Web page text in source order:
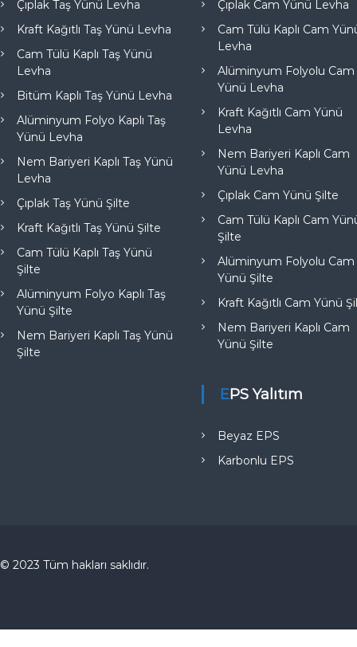
Çıplak Taş Yünü Levha
Kraft Kağıtlı Taş Yünü Levha
Cam Tülü Kaplı Taş Yünü
Levha
Bitüm Kaplı Taş Yünü Levha
Alüminyum Folyo Kaplı Taş
Yünü Levha
Nem Bariyeri Kaplı Taş Yünü
Levha
Çıplak Taş Yünü Şilte
Kraft Kağıtlı Taş Yünü Şilte
Cam Tülü Kaplı Taş Yünü
Şilte
Alüminyum Folyo Kaplı Taş
Yünü Şilte
Nem Bariyeri Kaplı Taş Yünü
Şilte
Çıplak Cam Yünü Levha
Cam Tülü Kaplı Cam
Levha
Alüminyum Folyolu Cam
Yünü Levha
Kraft Kağıtlı Cam Yünü
Levha
Nem Bariyeri Kaplı Cam
Yünü Levha
Çıplak Cam Yünü Şilte
Cam Tülü Kaplı Cam
Şilte
Alüminyum Folyolu Cam
Yünü Şilte
Kraft Kağıtlı Cam Yünü
Nem Bariyeri Kaplı Cam
Yünü Şilte
EPS Yalıtım
Beyaz EPS
Karbonlu EPS
© 2023 Tüm hakları saklıdır.